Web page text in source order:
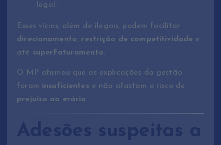
legal.
Esses vícios, além de ilegais, podem facilitar
direcionamento, restrição de competitividade e
até superfaturamento.
O MP afirmou que as explicações da gestão
foram insuficientes e não afastam o risco de
prejuízo ao erário.
Adesões suspeitas a